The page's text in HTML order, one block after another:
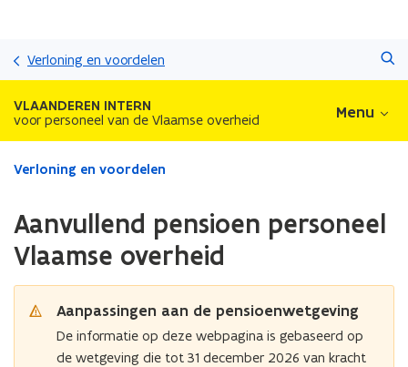
inhoud
Verloning en voordelen
VLAANDEREN INTERN
voor personeel van de Vlaamse overheid Menu
Gedaan
bevindt
zich
op:
Aanvullend
pensioen
personeel
Verloning en voordelen
Aanvullend pensioen personeel
Vlaamse overheid
Aanpassingen aan de pensioenwetgeving
De informatie op deze webpagina is gebaseerd op
de wetgeving die tot 31 december 2026 van kracht